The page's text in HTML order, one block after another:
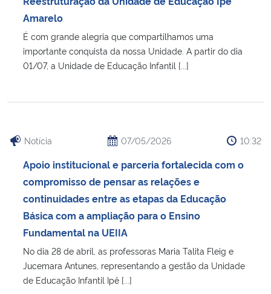
Ministério da Cidadania
Ministério da Saúde
Ministério do Meio Ambiente
Ministério do Turismo
Ministério do Desenvolvimento Regional
Controladoria-Geral da União
Ministério da Mulher, da Família e dos Direitos Humanos
Amarelo
É com grande alegria que compartilhamos uma
importante conquista da nossa Unidade. A partir do dia
01/07, a Unidade de Educação Infantil [...]
Notícia 07/05/2026 10:32
Apoio institucional e parceria fortalecida com o
compromisso de pensar as relações e
continuidades entre as etapas da Educação
Básica com a ampliação para o Ensino
Fundamental na UEIIA
No dia 28 de abril, as professoras Maria Talita Fleig e
Jucemara Antunes, representando a gestão da Unidade
de Educação Infantil Ipê [...]